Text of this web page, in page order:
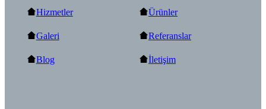
Hizmetler Ürünler
Galeri Referanslar
Blog İletişim